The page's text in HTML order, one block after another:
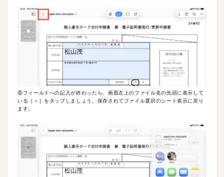
⑥フィールドへの記入が終わったら、画面左上のファイル名の先頭に表示して
いる［＜］をタップしましょう。保存されてファイル選択のシート表示に戻り
ます。